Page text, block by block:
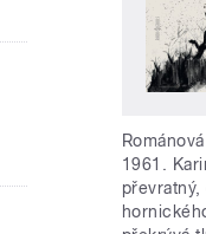
1961.